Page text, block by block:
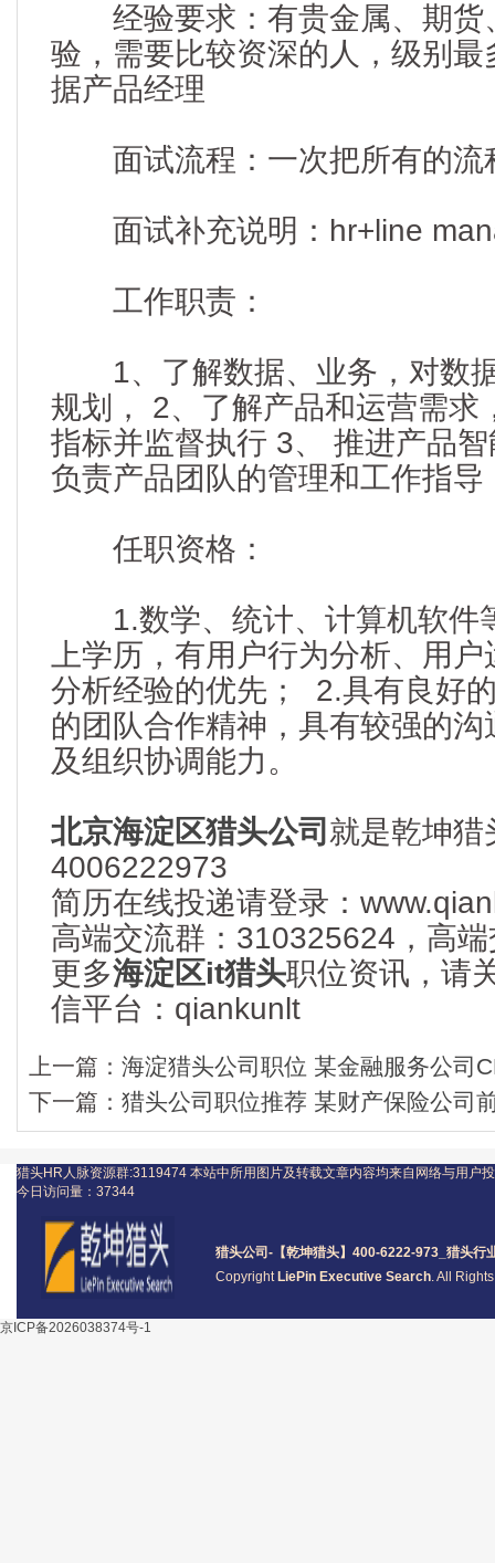
经验要求：有贵金属、期货
验，需要比较资深的人，级别
据产品经理
面试流程：一次把所有的流
面试补充说明：hr+line
工作职责：
1、了解数据、业务，对数
规划， 2、了解产品和运营需求
指标并监督执行 3、 推进产品
负责产品团队的管理和工作指导
任职资格：
1.数学、统计、计算机软件
上学历，有用户行为分析、用
分析经验的优先； 2.具有良好
的团队合作精神，具有较强的
及组织协调能力。
北京海淀区猎头公司 就是乾坤猎
4006222973
简历在线投递请登录：
高端交流群：310325624，高
更多海淀区it猎头职位资讯，请
信平台：qiankunlt
上一篇： 海淀猎头公司职位 某金融服务公司
下一篇： 猎头公司职位推荐 某财产保险公司
猎头公司 -【乾坤猎头】400-6222-973_ 猎头行
Copyright LiePin Executive Search. All
猎头HR人脉资源群:3119474 本站中所用图片及转载文章内容均来自网络与用户
今日访问量： 37344
京ICP备2026038374号-1